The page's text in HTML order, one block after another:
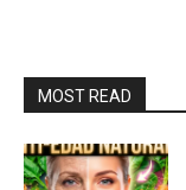
MOST READ